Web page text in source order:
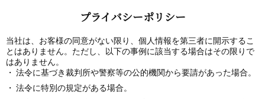
プライバシーポリシー
当社は、お客様の同意がない限り、個人情報を第三者に開示するこ
とはありません。ただし、以下の事例に該当する場合はその限りで
はありません。
法令に基づき裁判所や警察等の公的機関から要請があった場合。
法令に特別の規定がある場合。